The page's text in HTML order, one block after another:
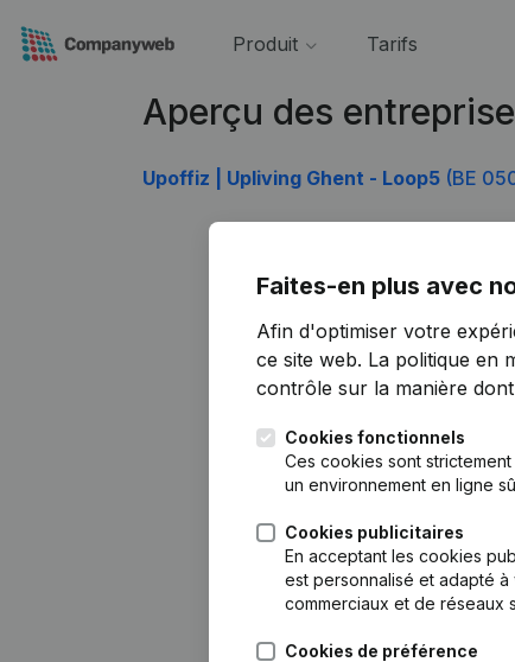
Produit Tarifs
Aperçu des
Upoffiz | Upliving Ghent - Loop5 (BE
Faites-en plus avec
Afin d'optimiser votre
ce site web. La politique en
contrôle sur la manière
Cookies fonctionnels
Ces cookies sont
un environnement en ligne
Cookies publicitaires
En acceptant les cookies
est personnalisé et adapté
commerciaux et de réseaux
Cookies de préférence